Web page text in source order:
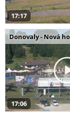
17:17
Donovaly - Nová
17:06